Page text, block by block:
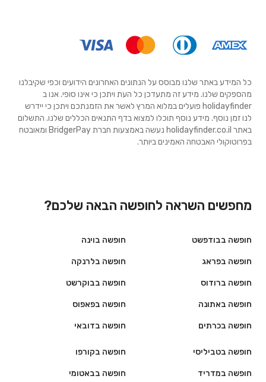
כל המידע באתר שלנו מבוסס על הנתונים האחרונים הידועים וכפי שקיבלנו
מהספקים שלנו. מידע זה מתעדכן כל העת ויתכן כי אינו סופי. אנו ב
holidayfinder פועלים במלוא המרץ לאשר את הזמנתכם ויתכן כי יידרש
לנו זמן נוסף. מידע נוסף תוכלו למצוא בדף התנאים הכללים שלנו. התשלום
באתר holidayfinder.co.il נעשה באמצעות חברת BridgerPay ומאובטח
בפרוטוקולי האבטחה האמינים ביותר.
מחפשים השראה לחופשה הבאה שלכם?
חופשה בבודפשט
חופשה בפראג
חופשה ברודוס
חופשה באתונה
חופשה בכרתים
חופשה בוינה
חופשה בלרנקה
חופשה בבוקרשט
חופשה בפאפוס
חופשה בדובאי
חופשה בטביליסי
חופשה במדריד
חופשה בקורפו
חופשה בבאטומי